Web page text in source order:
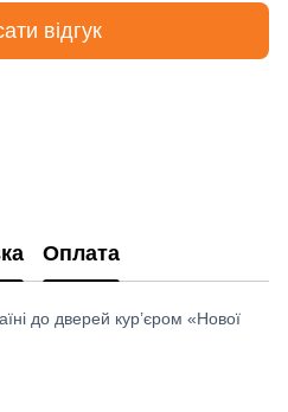
відгук
Оплата
до дверей кур’єром «Нової